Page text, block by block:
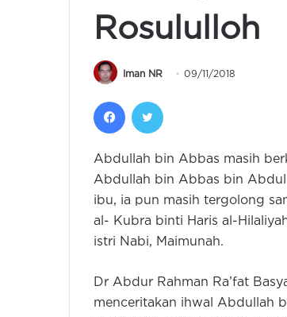
Rosululloh
Iman NR 09/11/2018
Facebook
Abdullah bin Abbas masih
Abdullah bin Abbas bin Abdul
ibu, ia pun masih tergolong
al- Kubra binti Haris al-
istri Nabi, Maimunah.
Dr Abdur Rahman Ra’fat
menceritakan ihwal Abdullah